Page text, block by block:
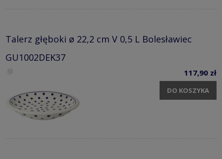
Talerz głęboki ø 22,2 cm V 0,5 L Bolesławiec
GU1002DEK37
117,90 zł
DO KOSZYKA